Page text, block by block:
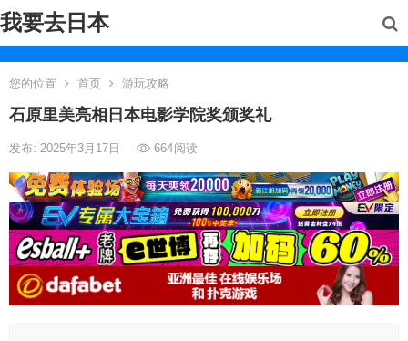
我要去日本
您的位置 首页 游玩攻略
石原里美亮相日本电影学院奖颁奖礼
发布: 2025年3月17日 664阅读